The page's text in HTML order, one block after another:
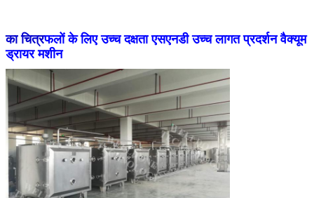
का चित्रफलों के लिए उच्च दक्षता एसएनडी उच्च लागत प्रदर्शन वैक्यूम
ड्रायर मशीन